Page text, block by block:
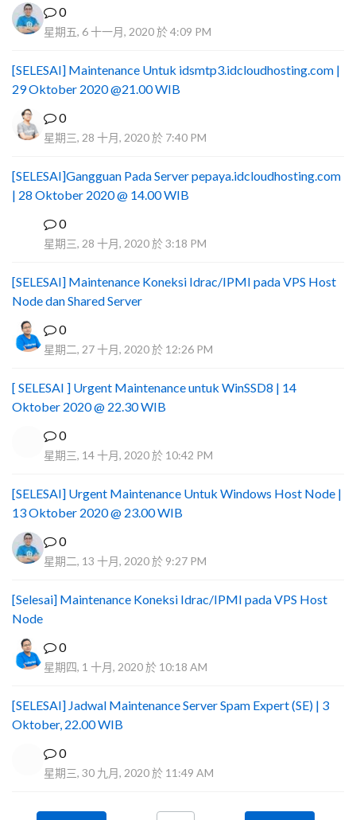
0
星期五, 6 十一月, 2020 於 4:09 PM
[SELESAI] Maintenance Untuk idsmtp3.idcloudhosting.com |
29 Oktober 2020 @21.00 WIB
0
星期三, 28 十月, 2020 於 7:40 PM
[SELESAI]Gangguan Pada Server pepaya.idcloudhosting.com
| 28 Oktober 2020 @ 14.00 WIB
0
星期三, 28 十月, 2020 於 3:18 PM
[SELESAI] Maintenance Koneksi Idrac/IPMI pada VPS Host
Node dan Shared Server
0
星期二, 27 十月, 2020 於 12:26 PM
[ SELESAI ] Urgent Maintenance untuk WinSSD8 | 14
Oktober 2020 @ 22.30 WIB
0
星期三, 14 十月, 2020 於 10:42 PM
[SELESAI] Urgent Maintenance Untuk Windows Host Node |
13 Oktober 2020 @ 23.00 WIB
0
星期二, 13 十月, 2020 於 9:27 PM
[Selesai] Maintenance Koneksi Idrac/IPMI pada VPS Host
Node
0
星期四, 1 十月, 2020 於 10:18 AM
[SELESAI] Jadwal Maintenance Server Spam Expert (SE) | 3
Oktober, 22.00 WIB
0
星期三, 30 九月, 2020 於 11:49 AM